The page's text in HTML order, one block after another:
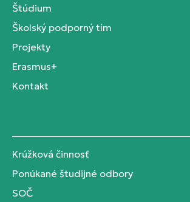
Štúdium
Školský podporný tím
Projekty
Erasmus+
Kontakt
Krúžková činnosť
Ponúkané študijné odbory
SOČ